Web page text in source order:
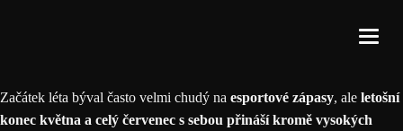
Začátek léta býval často velmi chudý na esportové zápasy, ale letošní
konec května a celý červenec s sebou přináší kromě vysokých